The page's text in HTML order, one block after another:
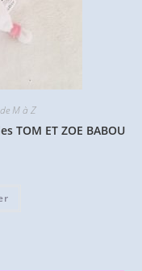
M à Z
TOM ET ZOE BABOU